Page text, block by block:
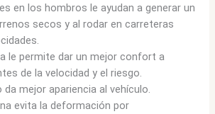
en los hombros le ayudan a generar un
secos y al rodar en carreteras
le permite dar un mejor confort a
de la velocidad y el riesgo.
mejor apariencia al vehículo.
evita la deformación por